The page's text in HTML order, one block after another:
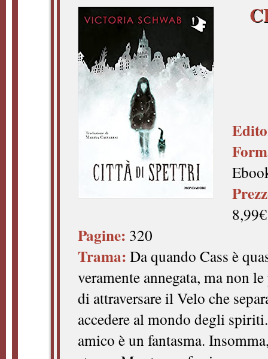
8,99€
Pagine: 320
Trama: Da quando Cass è
veramente annegata, ma non
di attraversare il Velo che
accedere al mondo degli
amico è un fantasma.